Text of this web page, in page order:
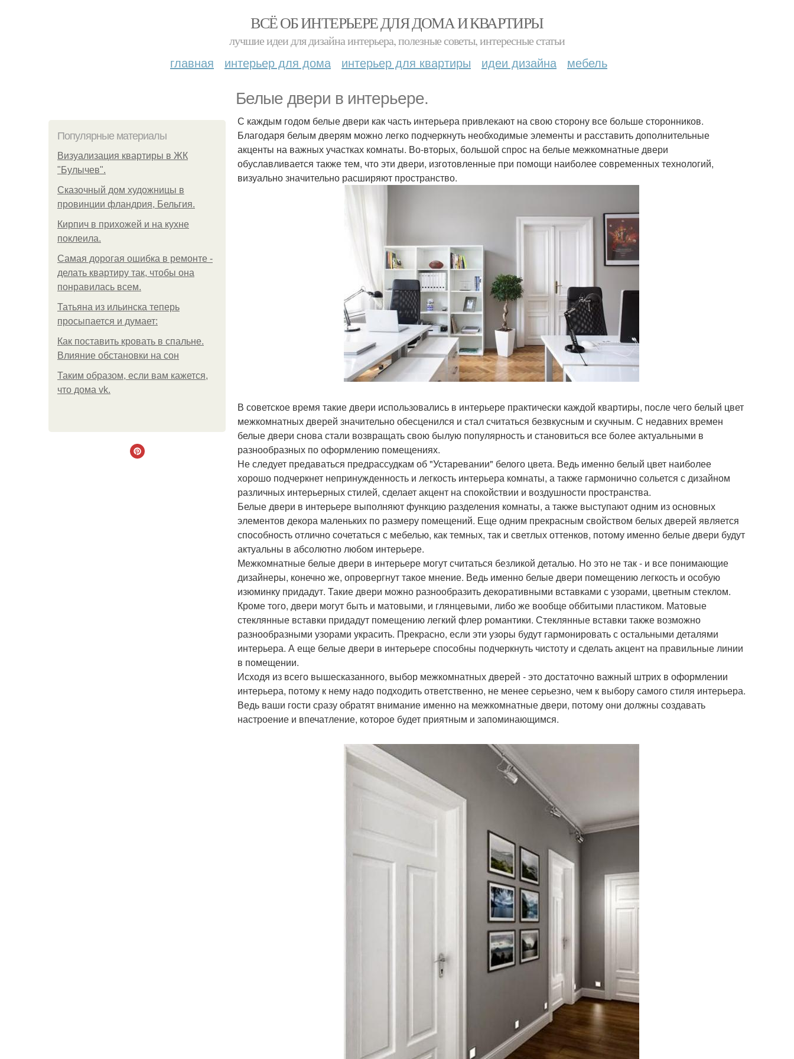
ВСЁ ОБ ИНТЕРЬЕРЕ ДЛЯ ДОМА И КВАРТИРЫ
лучшие идеи для дизайна интерьера, полезные советы, интересные статьи
главная интерьер для дома интерьер для квартиры идеи дизайна мебель
Белые двери в интерьере.
Популярные материалы
Визуализация квартиры в ЖК
"Булычев".
Сказочный дом художницы в
провинции фландрия, Бельгия.
Кирпич в прихожей и на кухне
поклеила.
Самая дорогая ошибка в ремонте -
делать квартиру так, чтобы она
понравилась всем.
Татьяна из ильинска теперь
просыпается и думает:
Как поставить кровать в спальне.
Влияние обстановки на сон
Таким образом, если вам кажется,
что дома vk.
С каждым годом белые двери как часть интерьера привлекают на свою сторону все больше сторонников.
Благодаря белым дверям можно легко подчеркнуть необходимые элементы и расставить дополнительные
акценты на важных участках комнаты. Во-вторых, большой спрос на белые межкомнатные двери
обуславливается также тем, что эти двери, изготовленные при помощи наиболее современных технологий,
визуально значительно расширяют пространство.
В советское время такие двери использовались в интерьере практически каждой квартиры, после чего белый цвет
межкомнатных дверей значительно обесценился и стал считаться безвкусным и скучным. С недавних времен
белые двери снова стали возвращать свою былую популярность и становиться все более актуальными в
разнообразных по оформлению помещениях.
Не следует предаваться предрассудкам об "Устаревании" белого цвета. Ведь именно белый цвет наиболее
хорошо подчеркнет непринужденность и легкость интерьера комнаты, а также гармонично сольется с дизайном
различных интерьерных стилей, сделает акцент на спокойствии и воздушности пространства.
Белые двери в интерьере выполняют функцию разделения комнаты, а также выступают одним из основных
элементов декора маленьких по размеру помещений. Еще одним прекрасным свойством белых дверей является
способность отлично сочетаться с мебелью, как темных, так и светлых оттенков, потому именно белые двери будут
актуальны в абсолютно любом интерьере.
Межкомнатные белые двери в интерьере могут считаться безликой деталью. Но это не так - и все понимающие
дизайнеры, конечно же, опровергнут такое мнение. Ведь именно белые двери помещению легкость и особую
изюминку придадут. Такие двери можно разнообразить декоративными вставками с узорами, цветным стеклом.
Кроме того, двери могут быть и матовыми, и глянцевыми, либо же вообще оббитыми пластиком. Матовые
стеклянные вставки придадут помещению легкий флер романтики. Стеклянные вставки также возможно
разнообразными узорами украсить. Прекрасно, если эти узоры будут гармонировать с остальными деталями
интерьера. А еще белые двери в интерьере способны подчеркнуть чистоту и сделать акцент на правильные линии
в помещении.
Исходя из всего вышесказанного, выбор межкомнатных дверей - это достаточно важный штрих в оформлении
интерьера, потому к нему надо подходить ответственно, не менее серьезно, чем к выбору самого стиля интерьера.
Ведь ваши гости сразу обратят внимание именно на межкомнатные двери, потому они должны создавать
настроение и впечатление, которое будет приятным и запоминающимся.